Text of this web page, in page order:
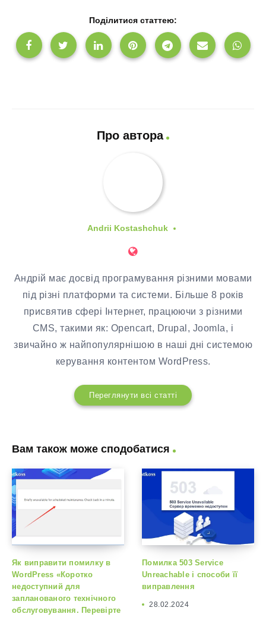
Поділитися статтею:
Про автора
Andrii Kostashchuk
Андрій має досвід програмування різними мовами
під різні платформи та системи. Більше 8 років
присвятив сфері Інтернет, працюючи з різними
CMS, такими як: Opencart, Drupal, Joomla, і
звичайно ж найпопулярнішою в наші дні системою
керування контентом WordPress.
Переглянути всі статті
Вам також може сподобатися
Як виправити помилку в
WordPress «Коротко
недоступний для
запланованого технічного
обслуговування. Перевірте
Помилка 503 Service
Unreachable і способи її
виправлення
28.02.2024